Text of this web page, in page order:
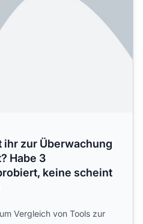
ihr zur Überwachung
Habe 3
keine scheint
Vergleich von Tools zur